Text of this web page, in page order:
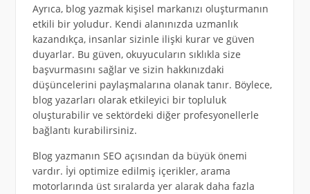
Ayrıca, blog yazmak kişisel markanızı oluşturmanın
etkili bir yoludur. Kendi alanınızda uzmanlık
kazandıkça, insanlar sizinle ilişki kurar ve güven
duyarlar. Bu güven, okuyucuların sıklıkla size
başvurmasını sağlar ve sizin hakkınızdaki
düşüncelerini paylaşmalarına olanak tanır. Böylece,
blog yazarları olarak etkileyici bir topluluk
oluşturabilir ve sektördeki diğer profesyonellerle
bağlantı kurabilirsiniz.
Blog yazmanın SEO açısından da büyük önemi
vardır. İyi optimize edilmiş içerikler, arama
motorlarında üst sıralarda yer alarak daha fazla